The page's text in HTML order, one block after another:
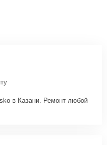
в Казани. Ремонт любой